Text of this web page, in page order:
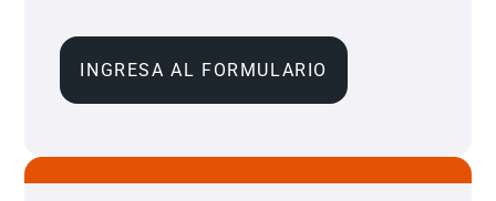
INGRESA AL FORMULARIO